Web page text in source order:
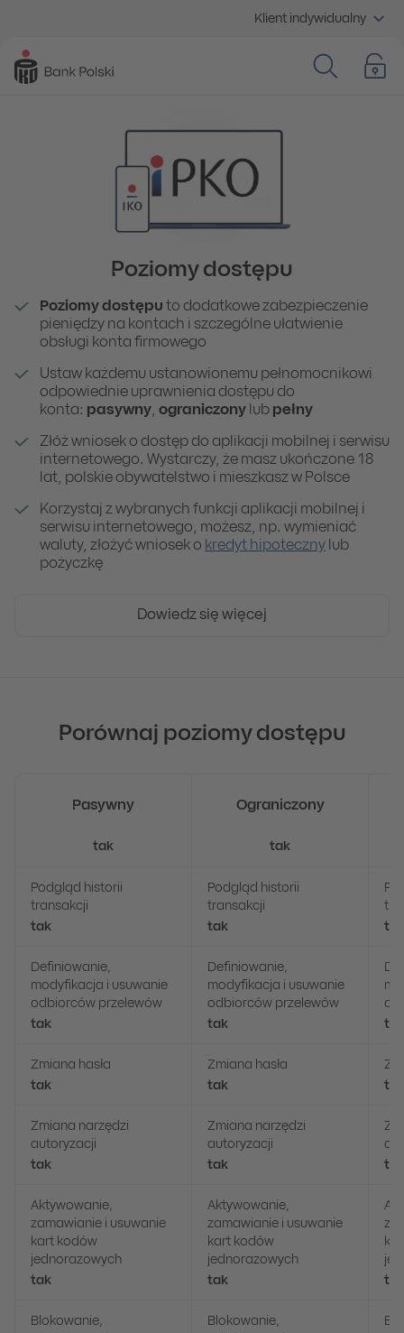
Klient indywidualny
Poziomy dostępu
Poziomy dostępu to dodatkowe zabezpieczenie
pieniędzy na kontach i szczególne ułatwienie
obsługi konta firmowego
Ustaw każdemu ustanowionemu pełnomocnikowi
odpowiednie uprawnienia dostępu do
konta: pasywny, ograniczony lub pełny
Złóż wniosek o dostęp do aplikacji mobilnej i serwisu
internetowego. Wystarczy, że masz ukończone 18
lat, polskie obywatelstwo i mieszkasz w Polsce
Korzystaj z wybranych funkcji aplikacji mobilnej i
serwisu internetowego, możesz, np. wymieniać
waluty, złożyć wniosek o kredyt hipoteczny lub
pożyczkę
Dowiedz się więcej
Porównaj poziomy dostępu
Pasywny Ograniczony
tak tak
Podgląd historii
transakcji
tak
Podgląd historii
transakcji
tak
tak
Definiowanie,
modyfikacja i usuwanie
odbiorców przelewów
tak
Definiowanie,
modyfikacja i usuwanie
odbiorców przelewów
tak
tak
Zmiana hasła
tak
Zmiana hasła
tak
tak
Zmiana narzędzi
autoryzacji
tak
Zmiana narzędzi
autoryzacji
tak
tak
Aktywowanie,
zamawianie i usuwanie
kart kodów
jednorazowych
tak
Aktywowanie,
zamawianie i usuwanie
kart kodów
jednorazowych
tak
tak
Blokowanie,
Blokowanie,